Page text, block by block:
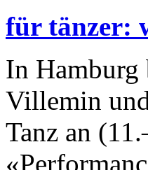
für tänzer:
In Hamburg
Villemin
Tanz an